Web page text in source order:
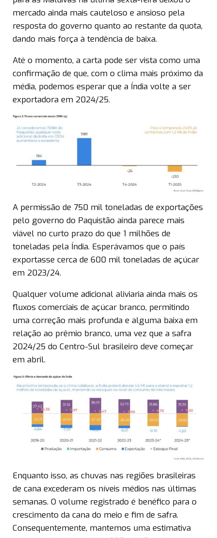
mercado ainda mais cauteloso e ansioso pela
resposta do governo quanto ao restante da quota,
dando mais força à tendência de baixa.
Até o momento, a carta pode ser vista como uma
confirmação de que, com o clima mais próximo da
média, podemos esperar que a Índia volte a ser
exportadora em 2024/25.
A permissão de 750 mil toneladas de exportações
pelo governo do Paquistão ainda parece mais
viável no curto prazo do que 1 milhões de
toneladas pela Índia. Esperávamos que o país
exportasse cerca de 600 mil toneladas de açúcar
em 2023/24.
Qualquer volume adicional aliviaria ainda mais os
fluxos comerciais de açúcar branco, permitindo
uma correção mais profunda e alguma baixa em
relação ao prêmio branco, uma vez que a safra
2024/25 do Centro-Sul brasileiro deve começar
em abril.
Enquanto isso, as chuvas nas regiões brasileiras
de cana excederam os níveis médios nas últimas
semanas. O volume registrado é benéfico para o
crescimento da cana do meio e fim de safra.
Consequentemente, mantemos uma estimativa